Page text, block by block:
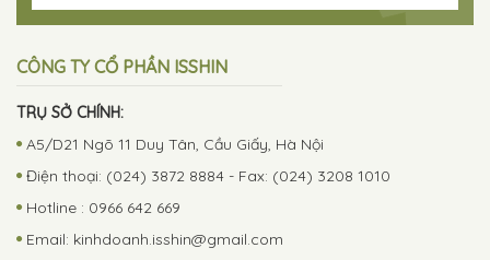
CÔNG TY CỔ PHẦN ISSHIN
TRỤ SỞ CHÍNH:
A5/D21 Ngõ 11 Duy Tân, Cầu Giấy, Hà Nội
Điện thoại: (024) 3872 8884 - Fax: (024) 3208 1010
Hotline : 0966 642 669
Email: kinhdoanh.isshin@gmail.com